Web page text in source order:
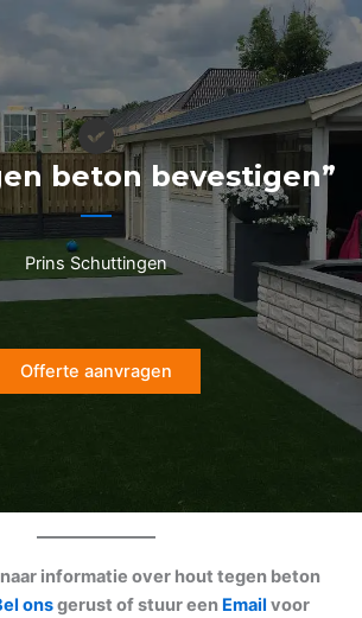
beton bevestigen”
Prins Schuttingen
Offerte aanvragen
informatie over hout tegen beton
onsgerust of stuur een Email voor